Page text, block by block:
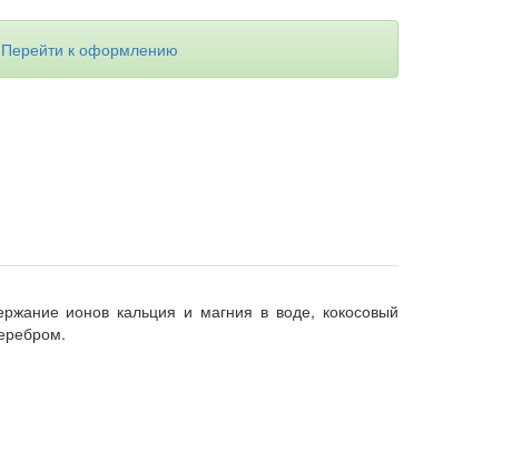
Перейти к оформлению
ионов кальция и магния в воде, кокосовый